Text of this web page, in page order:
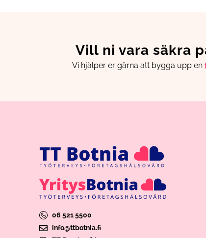
Vill ni vara säkra
Vi hjälper er gärna att bygga upp en
06 521 5500
info@ttbotnia.fi